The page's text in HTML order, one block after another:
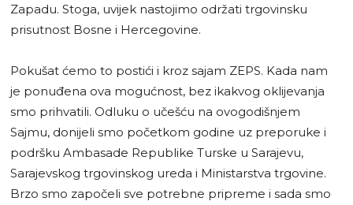
Zapadu. Stoga, uvijek nastojimo održati trgovinsku
prisutnost Bosne i Hercegovine.
Pokušat ćemo to postići i kroz sajam ZEPS. Kada nam
je ponuđena ova mogućnost, bez ikakvog oklijevanja
smo prihvatili. Odluku o učešću na ovogodišnjem
Sajmu, donijeli smo početkom godine uz preporuke i
podršku Ambasade Republike Turske u Sarajevu,
Sarajevskog trgovinskog ureda i Ministarstva trgovine.
Brzo smo započeli sve potrebne pripreme i sada smo